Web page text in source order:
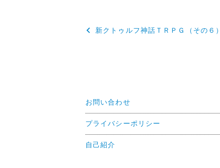
投
ゲ
ー
シ
新クトゥルフ神話ＴＲＰＧ（その６）
お問い合わせ
プライバシーポリシー
自己紹介